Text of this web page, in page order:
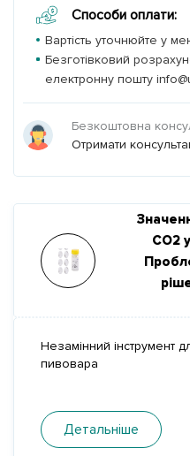
Способи оплати:
Вартість уточнюйте у
Безготівковий
електронну пошту
Безкоштовна
Отримати
CO2
Незамінний інструмент
пивовара
Детальніше